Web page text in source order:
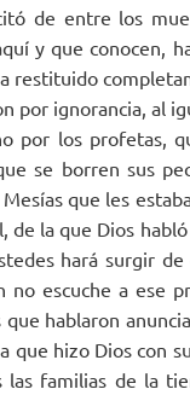
de entre los
y que conocen,
restituido
por ignorancia, al
por los profetas,
se borren sus
que les
la que Dios
hará surgir
escuche a ese
hablaron
que hizo Dios con
las familias de la